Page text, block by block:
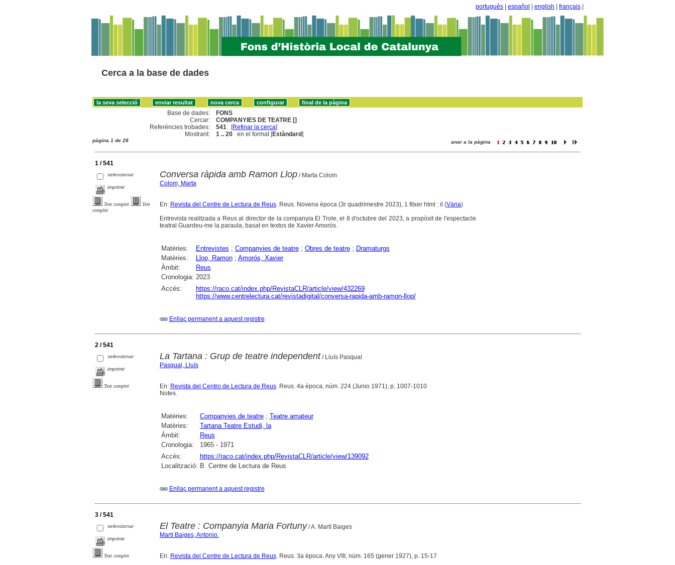
português español english français
Cerca a la base de dades
Base de dades:
FONS
Cercar:
COMPANYIES DE TEATRE []
Referències trobades:
541 [Refinar la cerca]
Mostrant:
1 .. 20 en el format [Estàndard]
pàgina 1 de 28 anar a la pàgina
1 / 541
seleccionar
imprimir
Text complet
Text
complet
Conversa ràpida amb Ramon Llop/ Marta Colom
Colom, Marta
En: Revista del Centre de Lectura de Reus. Reus. Novena època (3r quadrimestre 2023), 1 fitxer html : il (Vària)
Entrevista realitzada a Reus al director de la companyia El Trole, el 8 d'octubre del 2023, a propòsit de l'espectacle
teatral Guardeu-me la paraula, basat en textos de Xavier Amorós.
Matèries: Entrevistes ; Companyies de teatre; Obres de teatre; Dramaturgs
Matèries:
Llop, Ramon; Amorós, Xavier
Àmbit:
Reus
Cronologia: 2023
Accés:
https://raco.cat/index.php/RevistaCLR/article/view/432269
https://www.centrelectura.cat/revistadigital/conversa-rapida-amb-ramon-llop/
Enllaç permanent a aquest registre
2 / 541
seleccionar
imprimir
Text complet
La Tartana : Grup de teatre independent/ Lluís Pasqual
Pasqual, Lluís
En: Revista del Centro de Lectura de Reus. Reus. 4a época, núm. 224 (Junio 1971), p. 1007-1010
Notes.
Matèries: Companyies de teatre; Teatre amateur
Matèries:
Tartana Teatre Estudi, la
Àmbit:
Reus
Cronologia:
1965 - 1971
Accés:
https://raco.cat/index.php/RevistaCLR/article/view/139092
Localització: B. Centre de Lectura de Reus
Enllaç permanent a aquest registre
3 / 541
seleccionar
imprimir
Text complet
El Teatre : Companyia Maria Fortuny/ A. Martí Baiges
Martí Baiges, Antonio.
En: Revista del Centre de Lectura de Reus. Reus. 3a època. Any VIII, núm. 165 (gener 1927), p. 15-17